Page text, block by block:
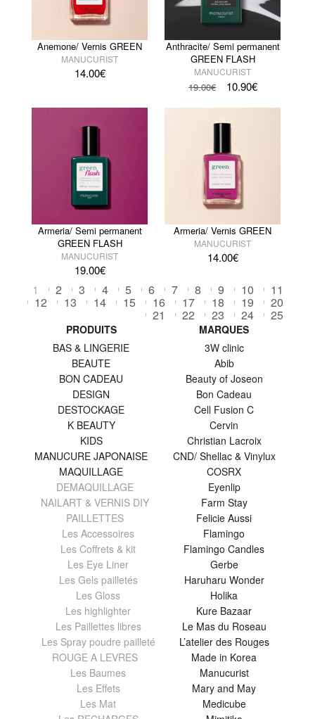
Anemone/ Vernis GREEN
MANUCURIST
14.00€
Anthracite/ Semi permanent
GREEN FLASH
MANUCURIST
19.00€ 10.90€
Armeria/ Semi permanent
GREEN FLASH
MANUCURIST
19.00€
Armeria/ Vernis GREEN
MANUCURIST
14.00€
1 2 3 4 5 6 7 8 9 10 11
12 13 14 15 16 17 18 19 20
21 22 23 24 25
PRODUITS
BAS & LINGERIE
BEAUTE
BON CADEAU
DESIGN
DESTOCKAGE
K BEAUTY
KIDS
MANUCURE JAPONAISE
MAQUILLAGE
DEMAQUILLAGE
NAILART & VERNIS DIY
PAILLETTES
Les Accessoires
Les Coffrets & kit
Les Eye Liner
Les Gels pailletés
Les Gloss
Les highlighter
Les Paillettes libres
Les Spray poudre pailleté
ROUGE A LEVRES
Les Baumes
Les Effets
Les Mat
MARQUES
3W clinic
Abib
Beauty of Joseon
Bon Cadeau
Cell Fusion C
Cervin
Christian Lacroix
CND/ Shellac & Vinylux
COSRX
Eyenlip
Farm Stay
Felicie Aussi
Flamingo
Flamingo Candles
Gerbe
Haruharu Wonder
Holika
Kure Bazaar
Le Mas du Roseau
L’atelier des Rouges
Made in Korea
Manucurist
Mary and May
Medicube